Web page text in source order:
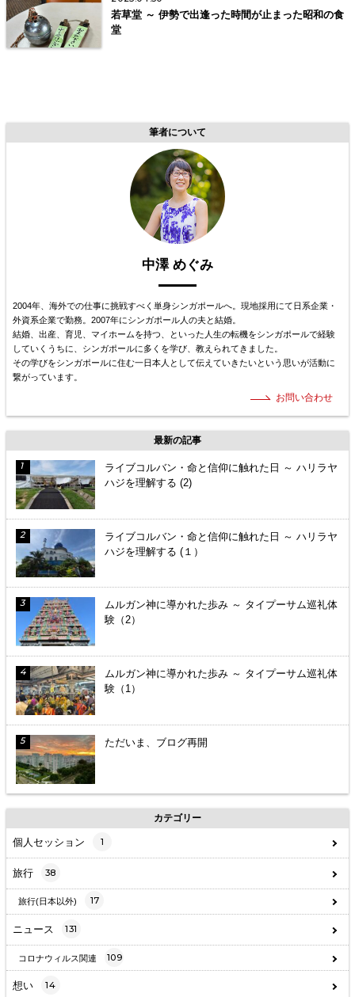
若草堂 ～ 伊勢で出逢った時間が止まった昭和の食
堂
筆者について
中澤 めぐみ
2004年、海外での仕事に挑戦すべく単身シンガポールへ。現地採用にて日系企業・
外資系企業で勤務。2007年にシンガポール人の夫と結婚。
結婚、出産、育児、マイホームを持つ、といった人生の転機をシンガポールで経験
していくうちに、シンガポールに多くを学び、教えられてきました。
その学びをシンガポールに住む一日本人として伝えていきたいという思いが活動に
繋がっています。
お問い合わせ
最新の記事
ライブコルバン・命と信仰に触れた日 ～ ハリラヤ
ハジを理解する (2)
ライブコルバン・命と信仰に触れた日 ～ ハリラヤ
ハジを理解する (１）
ムルガン神に導かれた歩み ～ タイプーサム巡礼体
験（2）
ムルガン神に導かれた歩み ～ タイプーサム巡礼体
験（1）
ただいま、ブログ再開
カテゴリー
個人セッション 1
旅行 38
旅行(日本以外) 17
ニュース 131
コロナウィルス関連 109
想い 14